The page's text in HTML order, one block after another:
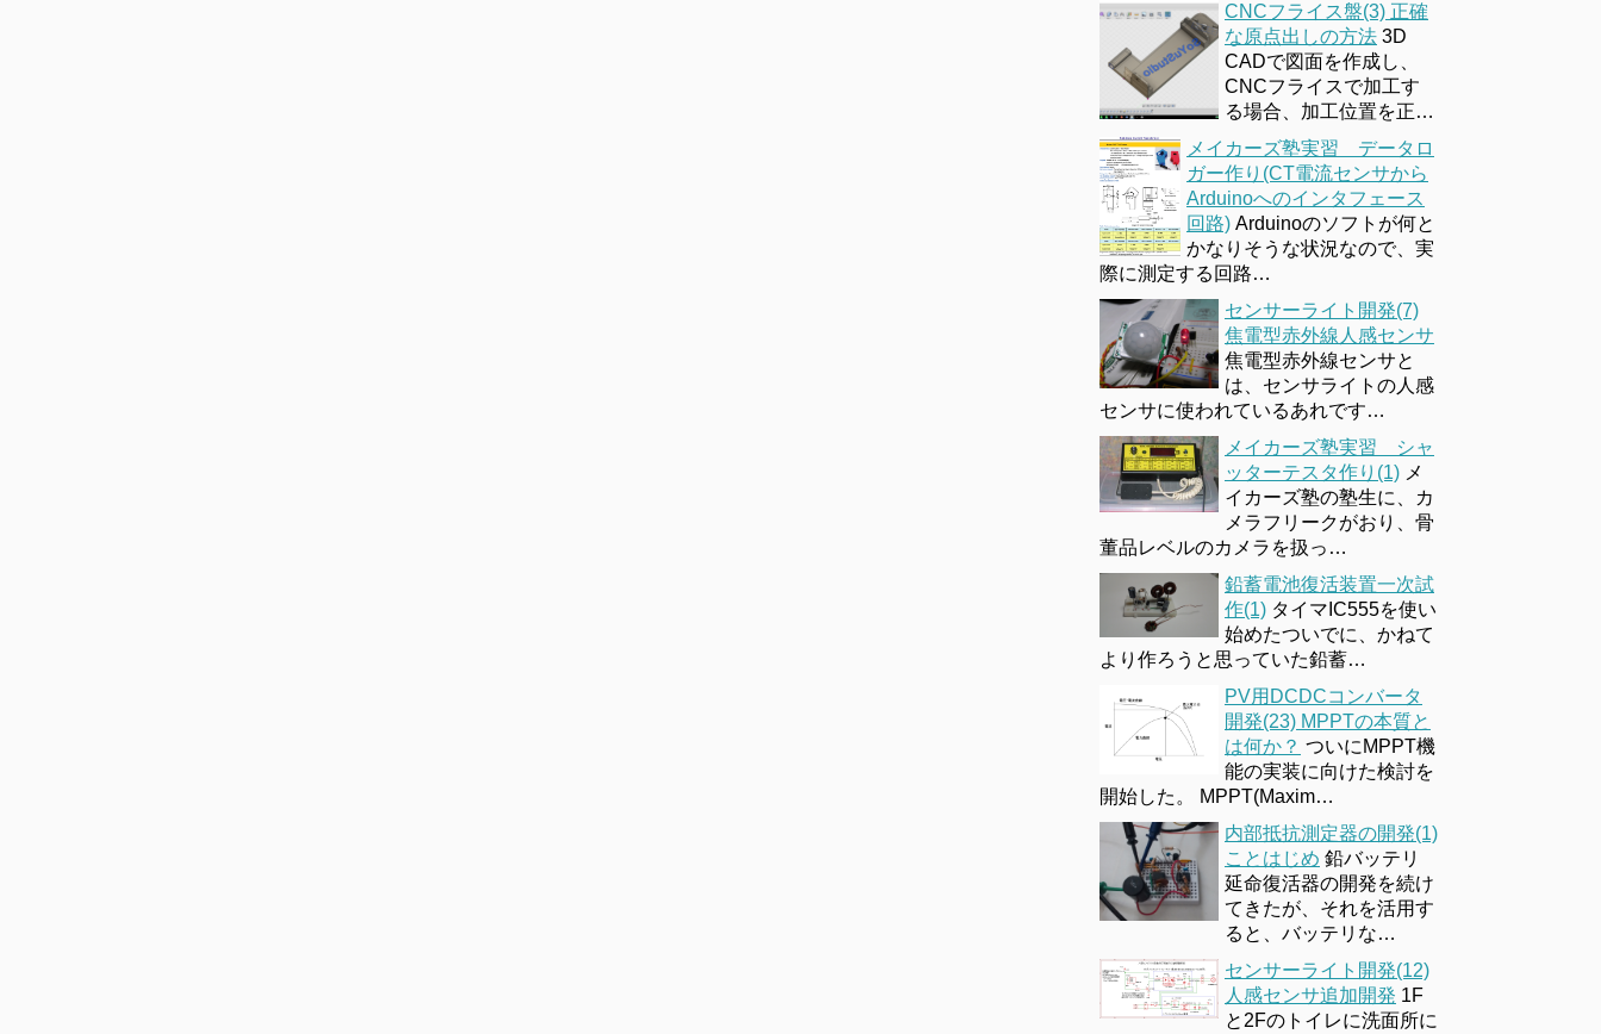
CNCフライス盤(3) 正確
な原点出しの方法 3D
CADで図面を作成し、
CNCフライスで加工す
る場合、加工位置を正…
メイカーズ塾実習 データロ
ガー作り(CT電流センサから
Arduinoへのインタフェース
回路) Arduinoのソフトが何と
かなりそうな状況なので、実
際に測定する回路…
センサーライト開発(7)
焦電型赤外線人感センサ
焦電型赤外線センサと
は、センサライトの人感
センサに使われているあれです…
メイカーズ塾実習 シャ
ッターテスタ作り(1) メ
イカーズ塾の塾生に、カ
メラフリークがおり、骨
董品レベルのカメラを扱っ…
鉛蓄電池復活装置一次試
作(1) タイマIC555を使い
始めたついでに、かねて
より作ろうと思っていた鉛蓄…
PV用DCDCコンバータ
開発(23) MPPTの本質と
は何か？ ついにMPPT機
能の実装に向けた検討を
開始した。 MPPT(Maxim…
内部抵抗測定器の開発(1)
ことはじめ 鉛バッテリ
延命復活器の開発を続け
てきたが、それを活用す
ると、バッテリな…
センサーライト開発(12)
人感センサ追加開発 1F
と2Fのトイレに洗面所に